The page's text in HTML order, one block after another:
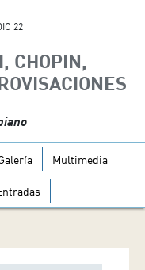
22
CHOPIN,
Multimedia